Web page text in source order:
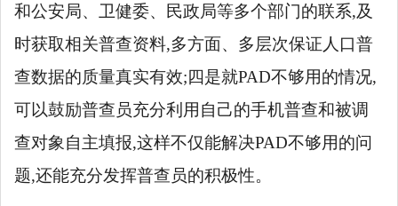
和公安局、卫健委、民政局等多个部门的联系,及
时获取相关普查资料,多方面、多层次保证人口普
查数据的质量真实有效;四是就PAD不够用的情况,
可以鼓励普查员充分利用自己的手机普查和被调
查对象自主填报,这样不仅能解决PAD不够用的问
题,还能充分发挥普查员的积极性。